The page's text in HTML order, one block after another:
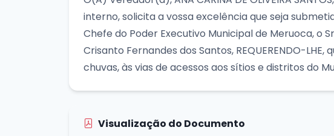
interno, solicita a vossa excelência que seja
Chefe do Poder Executivo Municipal de Meruoca, o
Crisanto Fernandes dos Santos, REQUERENDO-
chuvas, às vias de acessos aos sítios e distritos do
Visualização do Documento